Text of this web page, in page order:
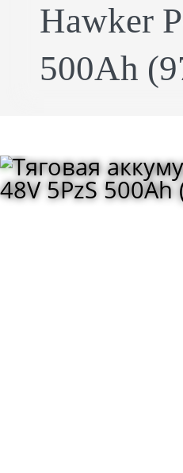
Hawker
500Ah